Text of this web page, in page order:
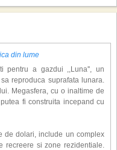
din lume
pentru a gazdui ,,Luna'', un
reproduca suprafata lunara.
Megasfera, cu o inaltime de
fi construita incepand cu
de dolari, include un complex
recreere si zone rezidentiale.